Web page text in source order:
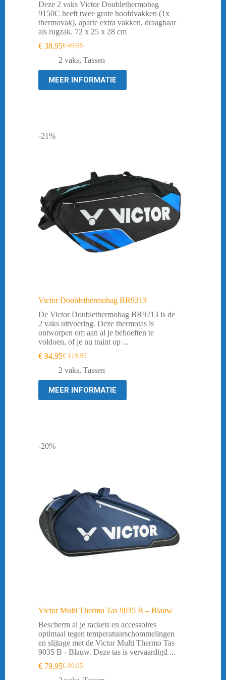
Deze 2 vaks Victor Doublethermobag
9150C heeft twee grote hoofdvakken (1x
thermovak), aparte extra vakken, draagbaar
als rugzak. 72 x 25 x 28 cm
€49,95
Oorspronkelijke
prijs
€ 49,95.
€ 38,95Huidige
prijs
€ 38,95.
2 vaks, Tassen
MEER INFORMATIE
-21%
Victor Doublethermobag BR9213
De Victor Doublethermobag BR9213 is de
2 vaks uitvoering. Deze thermotas is
ontworpen om aan al je behoeften te
voldoen, of je nu traint op ...
€119,95
Oorspronkelijke
prijs
€ 119,95.
€ 94,95Huidige
prijs
€ 94,95.
2 vaks, Tassen
MEER INFORMATIE
-20%
Victor Multi Thermo Tas 9035 B – Blauw
Bescherm al je rackets en accessoires
optimaal tegen temperatuurschommelingen
en slijtage met de Victor Multi Thermo Tas
9035 B - Blauw. Deze tas is vervaardigd ...
€99,95
Oorspronkelijke
€ 79,95Huidige